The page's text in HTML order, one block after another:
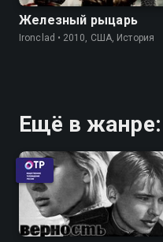
Железный рыцарь
Ironclad • 2010, США, История
Ещё в